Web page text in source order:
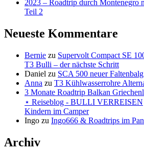
2023 – Roadtrip durch Montenegro
Teil 2
Neueste Kommentare
Bernie zu Supervolt Compact SE
T3 Bulli – der nächste Schritt
Daniel zu SCA 500 neuer
Anna zu T3 Kühlwasserrohre
3 Monate Roadtrip Balkan
⋆ Reiseblog - BULLI VERREISEN
Kindern im Camper
Ingo zu Ingo666 & Roadtrips im
Archiv